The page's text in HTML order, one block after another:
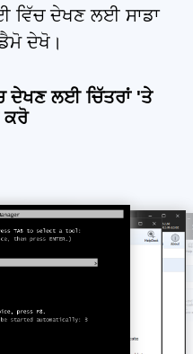
ਵਿੱਚ ਦੇਖਣ ਲਈ ਸਾਡਾ
ਦੇਖੋ।
ਦੇਖਣ ਲਈ ਚਿੱਤਰਾਂ 'ਤੇ
ਕਰੋ